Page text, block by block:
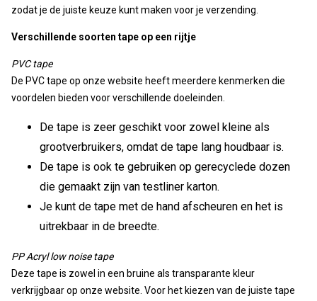
zodat je de juiste keuze kunt maken voor je verzending.
Verschillende soorten tape op een rijtje
PVC tape
De PVC tape op onze website heeft meerdere kenmerken die
voordelen bieden voor verschillende doeleinden.
De tape is zeer geschikt voor zowel kleine als
grootverbruikers, omdat de tape lang houdbaar is.
De tape is ook te gebruiken op gerecyclede dozen
die gemaakt zijn van testliner karton.
Je kunt de tape met de hand afscheuren en het is
uitrekbaar in de breedte.
PP Acryl low noise tape
Deze tape is zowel in een bruine als transparante kleur
verkrijgbaar op onze website. Voor het kiezen van de juiste tape